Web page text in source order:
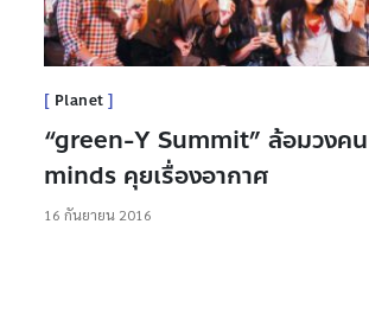
Planet
“green-Y Summit” ล้อมวงค
minds คุยเรื่องอากาศ
16 กันยายน 2016